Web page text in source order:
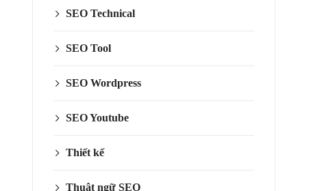
SEO Technical
SEO Tool
SEO Wordpress
SEO Youtube
Thiết kế
Thuật ngữ SEO